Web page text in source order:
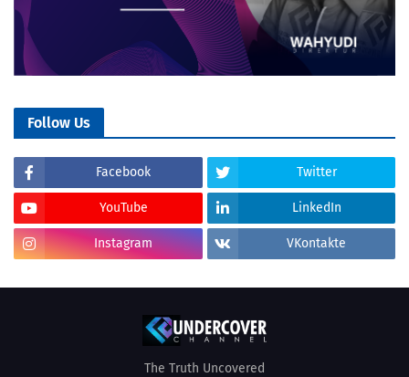
Follow Us
Facebook Twitter
YouTube LinkedIn
Instagram VKontakte
The Truth Uncovered